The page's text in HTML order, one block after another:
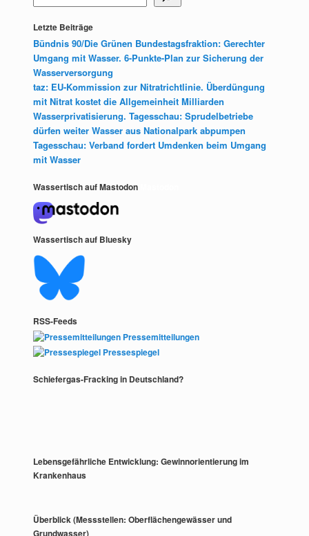
Letzte Beiträge
Bündnis 90/Die Grünen Bundestagsfraktion: Gerechter
Umgang mit Wasser. 6-Punkte-Plan zur Sicherung der
Wasserversorgung
taz: EU-Kommission zur Nitratrichtlinie. Überdüngung
mit Nitrat kostet die Allgemeinheit Milliarden
Wasserprivatisierung. Tagesschau: Sprudelbetriebe
dürfen weiter Wasser aus Nationalpark abpumpen
Tagesschau: Verband fordert Umdenken beim Umgang
mit Wasser
Wassertisch auf Mastodon
Wassertisch auf Bluesky
RSS-Feeds
Pressemitteilungen
Pressespiegel
Schiefergas-Fracking in Deutschland?
Lebensgefährliche Entwicklung: Gewinnorientierung im
Krankenhaus
Überblick (Messstellen: Oberflächengewässer und
Grundwasser)